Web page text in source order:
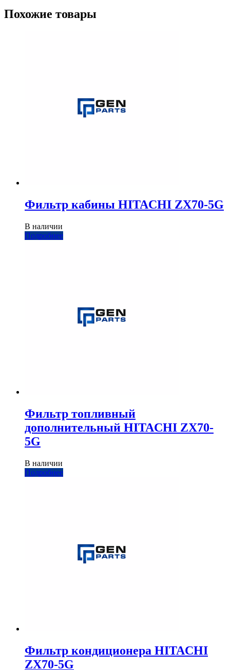
Похожие товары
Фильтр кабины HITACHI ZX70-5G
В наличии
Подробнее
Фильтр топливный
дополнительный HITACHI ZX70-
5G
В наличии
Подробнее
Фильтр кондиционера HITACHI
ZX70-5G